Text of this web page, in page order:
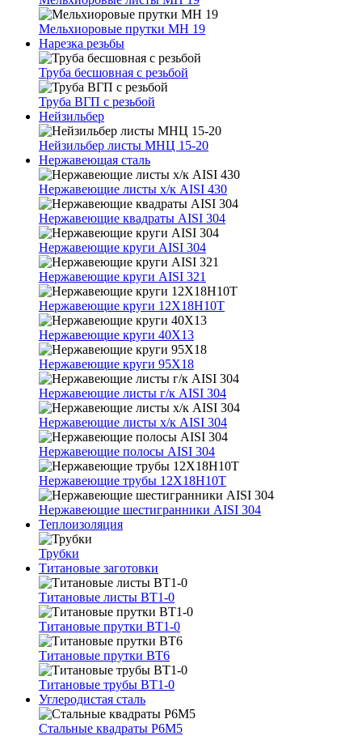
Мельхиоровые прутки МН 19
Нарезка резьбы
Труба бесшовная с резьбой
Труба ВГП с резьбой
Нейзильбер
Нейзильбер листы МНЦ 15-20
Нержавеющая сталь
Нержавеющие листы х/к AISI 430
Нержавеющие квадраты AISI 304
Нержавеющие круги AISI 304
Нержавеющие круги AISI 321
Нержавеющие круги 12Х18Н10Т
Нержавеющие круги 40Х13
Нержавеющие круги 95Х18
Нержавеющие листы г/к AISI 304
Нержавеющие листы х/к AISI 304
Нержавеющие полосы AISI 304
Нержавеющие трубы 12Х18Н10Т
Нержавеющие шестигранники AISI 304
Теплоизоляция
Трубки
Титановые заготовки
Титановые листы ВТ1-0
Титановые прутки ВТ1-0
Титановые прутки ВТ6
Титановые трубы ВТ1-0
Углеродистая сталь
Стальные квадраты Р6М5